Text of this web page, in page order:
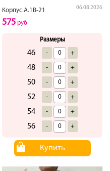
Корпус.А.1В-21
06.08.2026
575 руб
Размеры
46 - +
48 - +
50 - +
52 - +
54 - +
56 - +
Купить